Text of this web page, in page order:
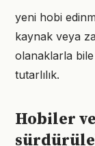
yeni hobi
kaynak veya
olanaklarla
tutarlılık.
Hobiler